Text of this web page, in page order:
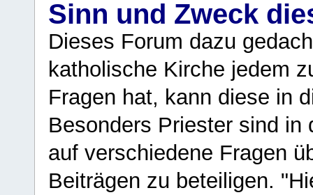
Sinn und Zweck
Dieses Forum dazu
katholische Kirche jedem
Fragen hat, kann diese in
Besonders Priester sind in
auf verschiedene Fragen
Beiträgen zu beteiligen.